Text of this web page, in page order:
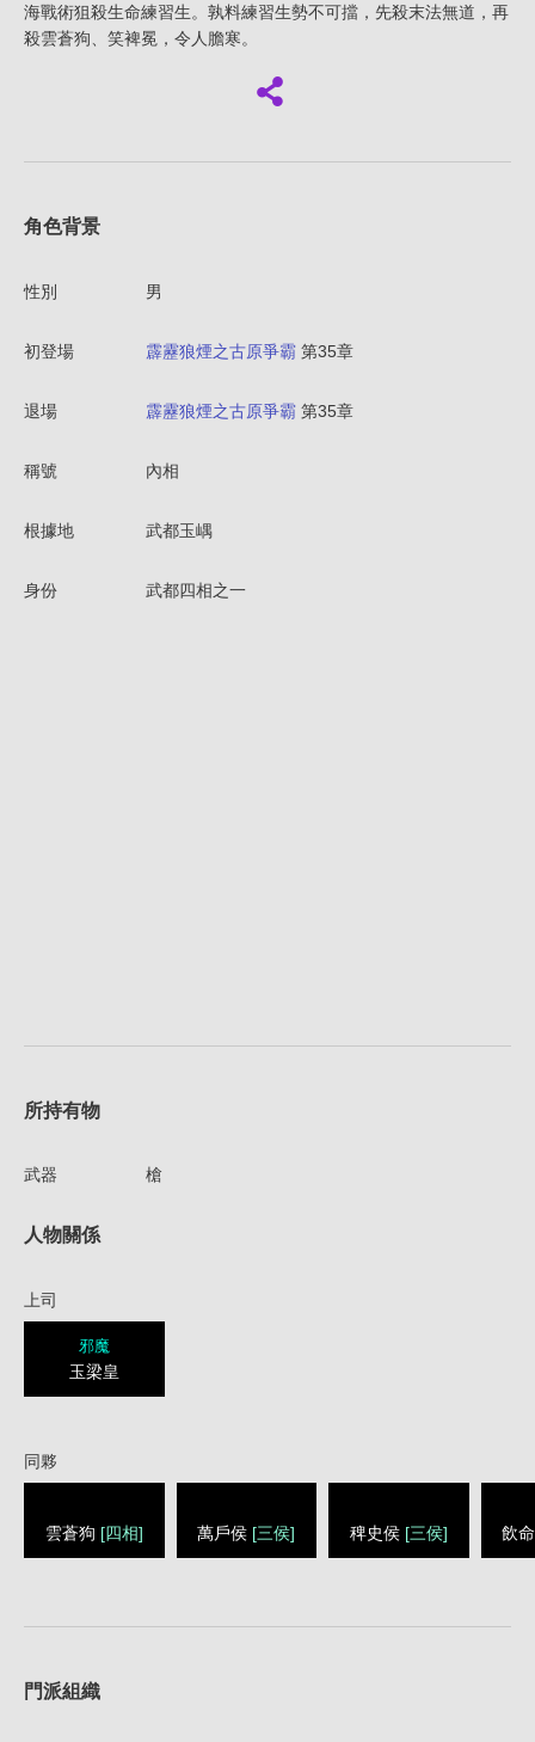
海戰術狙殺生命練習生。孰料練習生勢不可擋，先殺末法無道，再
殺雲蒼狗、笑裨冕，令人膽寒。
角色背景
性別 男
初登場 霹靂狼煙之古原爭霸 第35章
退場 霹靂狼煙之古原爭霸 第35章
稱號 內相
根據地 武都玉嵎
身份 武都四相之一
所持有物
武器 槍
人物關係
上司
邪魔
玉梁皇
同夥
雲蒼狗 [四相] 萬戶侯 [三侯] 稗史侯 [三侯] 飲
門派組織